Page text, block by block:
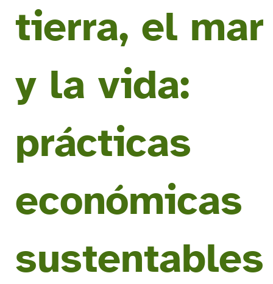
tierra, el mar
y la vida:
prácticas
económicas
sustentables